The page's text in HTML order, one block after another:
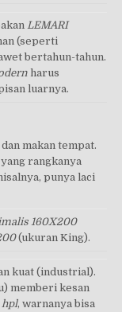
LEMARI
(seperti
bertahun-tahun.
harus
luarnya.
makan tempat.
rangkanya
punya laci
160X200
(ukuran King).
kuat (industrial).
memberi kesan
hpl, warnanya bisa